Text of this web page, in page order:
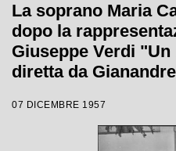
La soprano Maria
dopo la
Giuseppe Verdi
diretta da
quale è stata
lirica 1957-1958 del
07 DICEMBRE 1957